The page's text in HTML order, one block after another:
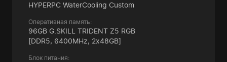
HYPERPC WaterCooling Custom
Оперативная память:
96GB G.SKILL TRIDENT Z5 RGB
[DDR5, 6400MHz, 2x48GB]
Блок питания: